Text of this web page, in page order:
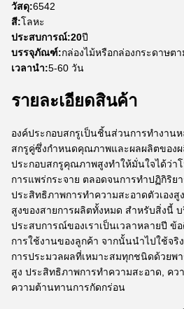
วัสดุ:6542
สี:โลหะ
ประสบการณ์:20ปี
บรรจุภัณฑ์:กล่องไม้หรือกล่องกระดาษตา
เวลานำ:5-60 วัน
รายละเอียดสินค้า
องค์ประกอบสกรูเป็นชิ้นส่วนการทำงาน
สกรูคู่ซึ่งกำหนดคุณภาพและผลผลิตของ
ประกอบสกรูคุณภาพสูงทำให้มั่นใจได้ว่า
การแพร่กระจาย ตลอดจนการทำปฏิกิริย
ประสิทธิภาพการทำความสะอาดตัวเอง
สูงของสายการผลิตทั้งหมด สำหรับสิ่งนี้
ประสบการณ์ของเราเป็นเวลาหลายปี ข้
การใช้งานของลูกค้า จากนั้นนำไปใช้จริ
การประมวลผลที่เหมาะสมทุกชนิดด้วยพา
สูง ประสิทธิภาพการทำความสะอาด, คว
ความต้านทานการกัดกร่อน